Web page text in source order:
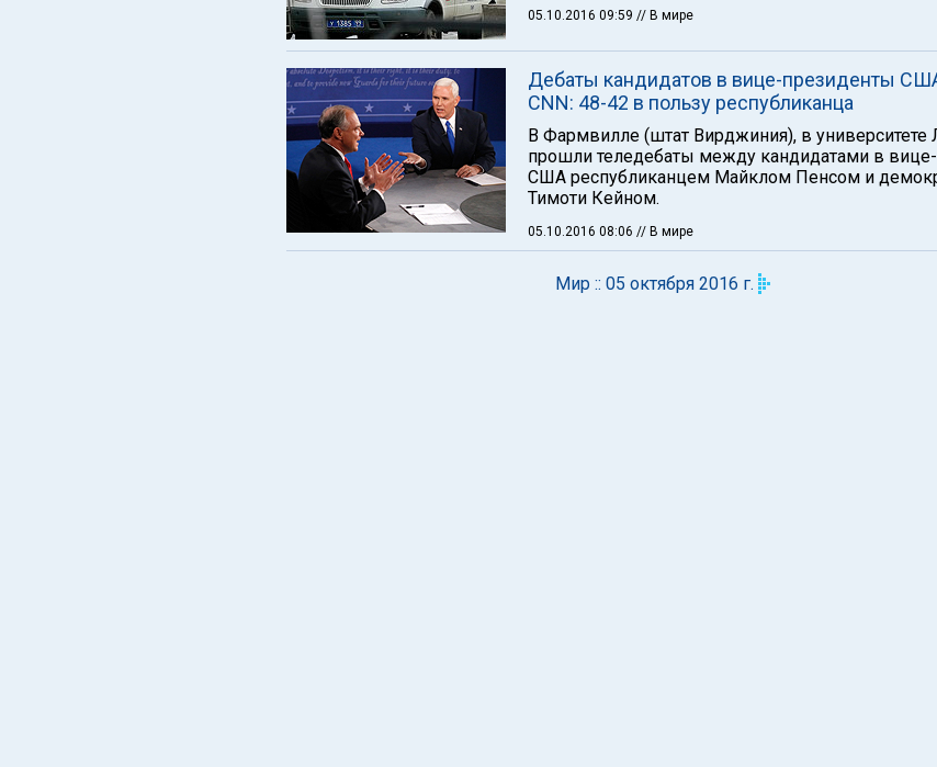
05.10.2016 09:59 // В мире
Дебаты кандидатов в вице-президенты
CNN: 48-42 в пользу республиканца
В Фармвилле (штат Вирджиния), в университете
прошли теледебаты между кандидатами в
США республиканцем Майклом Пенсом и
Тимоти Кейном.
05.10.2016 08:06 // В мире
Мир :: 05 октября 2016 г.